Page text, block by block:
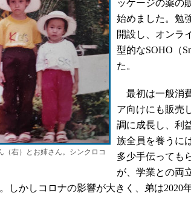
（右）とお姉さん。シンクロコ
ッケージの薬の
始めました。勉
開設し、オンラ
型的なSOHO（
た。
最初は一般消
ア向けにも販売
調に成長し、利
族全員を養うに
多少手伝っても
が、学業との両
しかしコロナの影響が大きく、弟は2020